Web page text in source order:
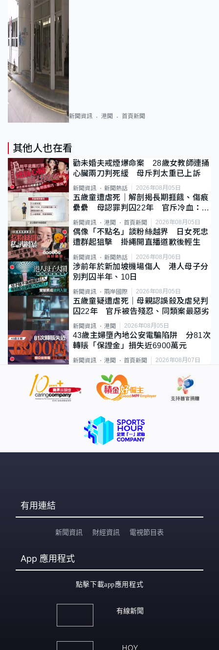
新聞資訊 港聞 首頁新聞
其他人也在看
勸未婚夫戒煙爆命案 28歲女教師連捅
心臟兩刀判死緩 母斥判太重已上訴
新聞資訊 新聞熱話 2026年08月05日
五歲童遭虐死｜解剖揭長期捱餓、傷痕
纍纍 母認罪判囚22年 官斥冷血：同
類案最惡劣
新聞資訊 港聞 首頁新聞 2026年08月05日
偶像「不點名」談粉絲越界 日女死忠
遭群起狙擊 掛繩開直播道歉後輕生
新聞資訊 新聞熱話 2026年08月06日
涉前年於新加坡機場傷人 港人母子分
別判囚半年、10日
新聞資訊 兩岸國際 2026年08月05日
五歲童疑遭虐死｜母親認誤殺及虐兒判
囚22年 官斥被告殘忍、同類案最惡劣
新聞資訊 港聞 2026年08月05日
43歲主婦墮內地公安電騙陷阱 分81次
轉賬「保證金」損失近6900萬元
新聞資訊 港聞 首頁新聞 2026年08月07日
有用連結
新聞資訊 財經資訊 電視節目表
App 應用程式
點擊下載app應用程式
有線新聞
HOY